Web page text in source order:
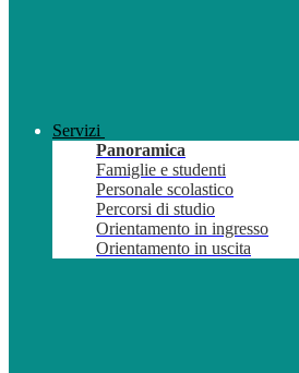
Servizi
Panoramica
Famiglie e studenti
Personale scolastico
Percorsi di studio
Orientamento in ingresso
Orientamento in uscita